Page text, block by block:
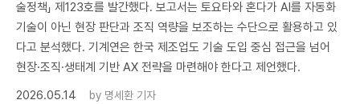
술정책」 제123호를 발간했다. 보고서는 토요타와 혼다가 AI를 자동화
기술이 아닌 현장 판단과 조직 역량을 보조하는 수단으로 활용하고 있
다고 분석했다. 기계연은 한국 제조업도 기술 도입 중심 접근을 넘어
현장·조직·생태계 기반 AX 전략을 마련해야 한다고 제언했다.
2026.05.14
by 명세환 기자